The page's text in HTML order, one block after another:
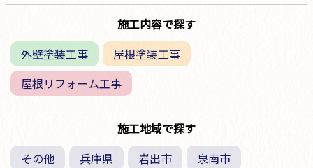
施工内容で探す
外壁塗装工事
屋根塗装工事
屋根リフォーム工事
施工地域で探す
その他
兵庫県 岩出市
泉南市